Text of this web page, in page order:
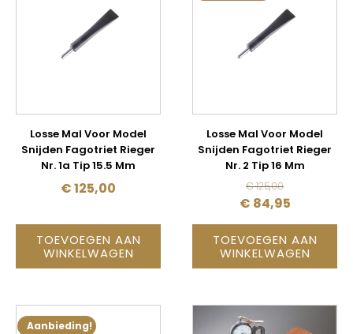
Losse Mal Voor Model
Snijden Fagotriet Rieger
Nr. 1a Tip 15.5 Mm
€125,00
TOEVOEGEN AAN
WINKELWAGEN
Losse Mal Voor Model
Snijden Fagotriet Rieger
Nr. 2 Tip 16 Mm
€125,00
PRIJS
WAS:
€ 125,00.
€ 84,95HUIDIGE
PRIJS
IS:
€ 84,95.
TOEVOEGEN AAN
WINKELWAGEN
Aanbieding!